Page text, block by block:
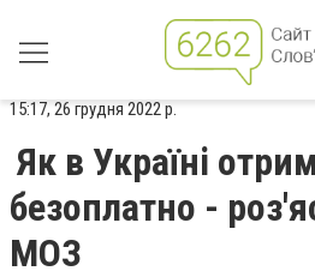
15:17, 26 грудня 2022 р.
Як в Україні
безоплатно -
МОЗ